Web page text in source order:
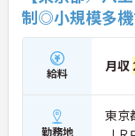
制◎小規模多機
給料 月収
勤務地
東京